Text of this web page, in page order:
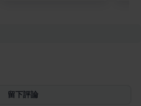
留下評論